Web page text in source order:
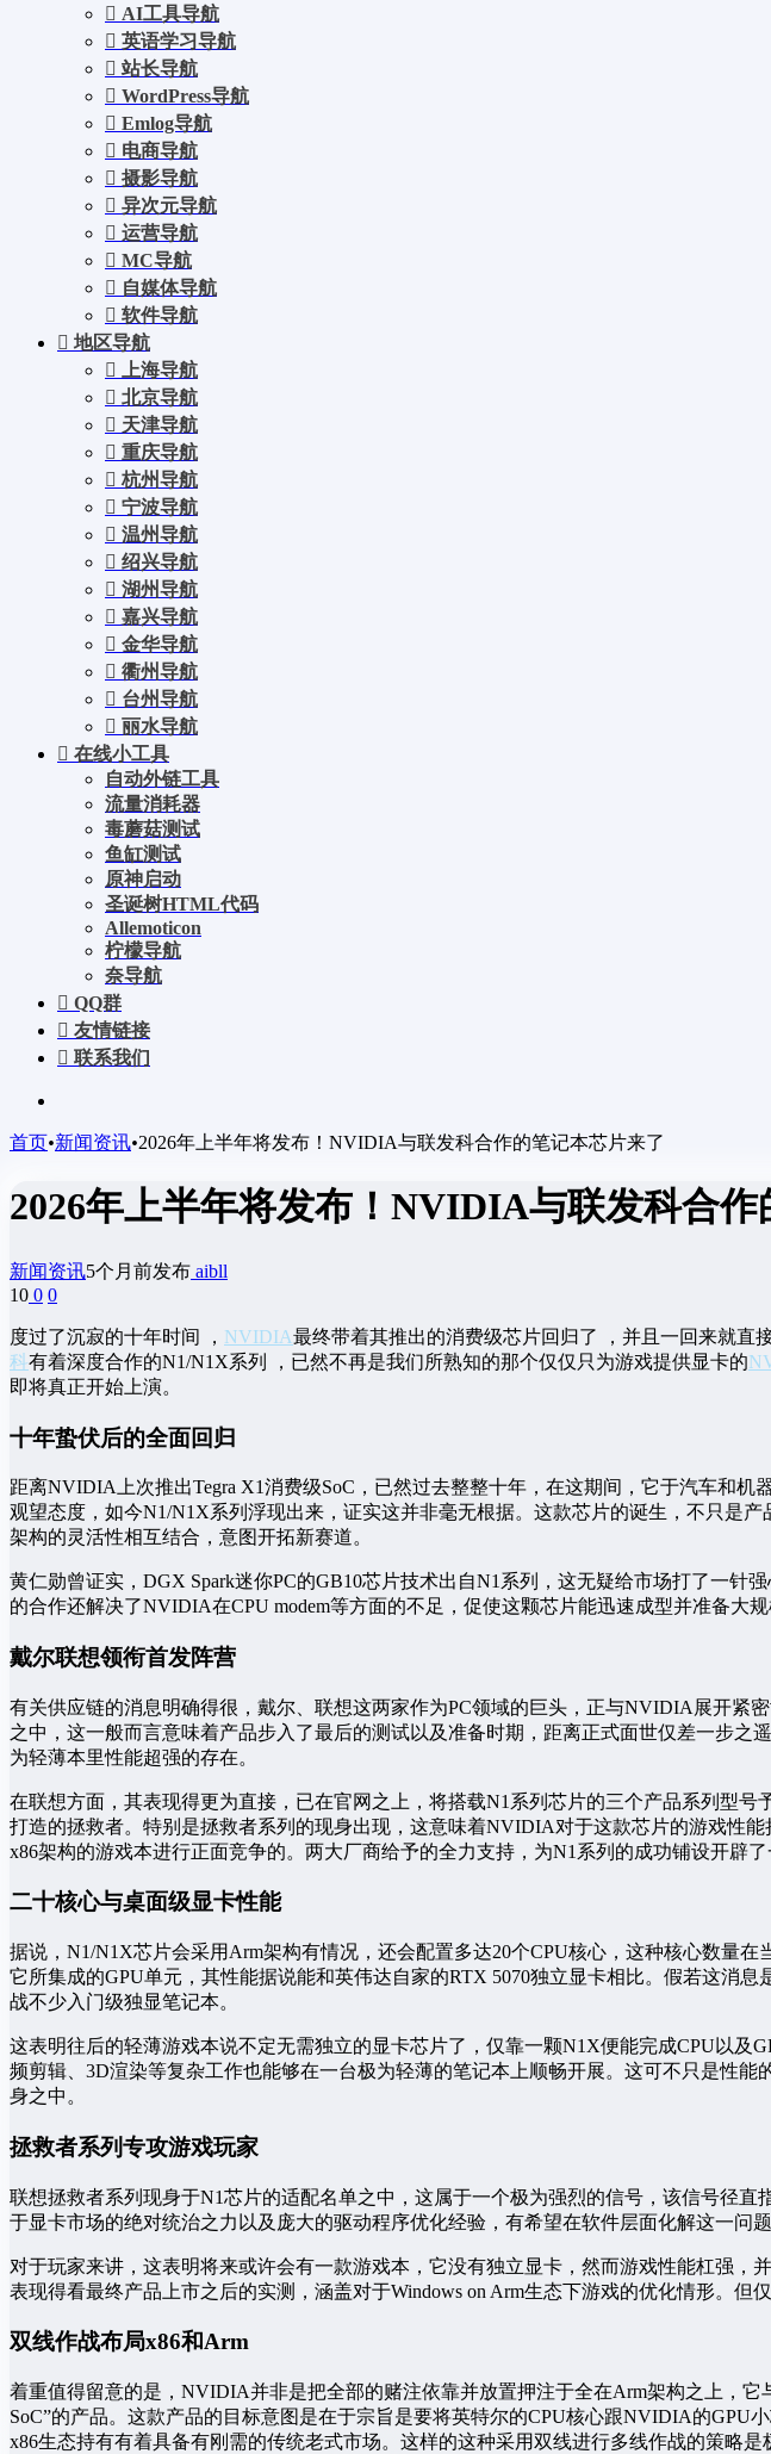
AI工具导航
英语学习导航
站长导航
WordPress导航
Emlog导航
电商导航
摄影导航
异次元导航
运营导航
MC导航
自媒体导航
软件导航
地区导航
上海导航
北京导航
天津导航
重庆导航
杭州导航
宁波导航
温州导航
绍兴导航
湖州导航
嘉兴导航
金华导航
衢州导航
台州导航
丽水导航
在线小工具
自动外链工具
流量消耗器
毒蘑菇测试
鱼缸测试
原神启动
圣诞树HTML代码
Allemoticon
柠檬导航
奈导航
QQ群
友情链接
联系我们
首页•新闻资讯•2026年上半年将发布！NVIDIA与联发科合作的笔记本芯片来了
2026年上半年将发布！NVIDIA与联发科合作
新闻资讯5个月前发布 aibll
10 0 0
度过了沉寂的十年时间 ， NVIDIA最终带着其推出的消费级芯片回归了 ，并且一回来就直
科有着深度合作的N1/N1X系列 ，已然不再是我们所熟知的那个仅仅只为游戏提供显卡的
即将真正开始上演。
十年蛰伏后的全面回归
距离NVIDIA上次推出Tegra X1消费级SoC，已然过去整整十年，在这期间，它于汽车和
观望态度，如今N1/N1X系列浮现出来，证实这并非毫无根据。这款芯片的诞生，不只是
架构的灵活性相互结合，意图开拓新赛道。
黄仁勋曾证实，DGX Spark迷你PC的GB10芯片技术出自N1系列，这无疑给市场打了一
的合作还解决了NVIDIA在CPU modem等方面的不足，促使这颗芯片能迅速成型并准备大
戴尔联想领衔首发阵营
有关供应链的消息明确得很，戴尔、联想这两家作为PC领域的巨头，正与NVIDIA展开
之中，这一般而言意味着产品步入了最后的测试以及准备时期，距离正式面世仅差一步
为轻薄本里性能超强的存在。
在联想方面，其表现得更为直接，已在官网之上，将搭载N1系列芯片的三个产品系列型
打造的拯救者。特别是拯救者系列的现身出现，这意味着NVIDIA对于这款芯片的游戏性
x86架构的游戏本进行正面竞争的。两大厂商给予的全力支持，为N1系列的成功铺设开辟了
二十核心与桌面级显卡性能
据说，N1/N1X芯片会采用Arm架构有情况，还会配置多达20个CPU核心，这种核心数量
它所集成的GPU单元，其性能据说能和英伟达自家的RTX 5070独立显卡相比。假若这消
战不少入门级独显笔记本。
这表明往后的轻薄游戏本说不定无需独立的显卡芯片了，仅靠一颗N1X便能完成CPU以
频剪辑、3D渲染等复杂工作也能够在一台极为轻薄的笔记本上顺畅开展。这可不只是性
身之中。
拯救者系列专攻游戏玩家
联想拯救者系列现身于N1芯片的适配名单之中，这属于一个极为强烈的信号，该信号径
于显卡市场的绝对统治之力以及庞大的驱动程序优化经验，有希望在软件层面化解这一问
对于玩家来讲，这表明将来或许会有一款游戏本，它没有独立显卡，然而游戏性能杠强
表现得看最终产品上市之后的实测，涵盖对于Windows on Arm生态下游戏的优化情形。
双线作战布局x86和Arm
着重值得留意的是，NVIDIA并非是把全部的赌注依靠并放置押注于全在Arm架构之上，
SoC”的产品。这款产品的目标意图是在于宗旨是要将英特尔的CPU核心跟NVIDIA的
x86生态持有有着具备有刚需的传统老式市场。这样的这种采用双线进行多线作战的策略